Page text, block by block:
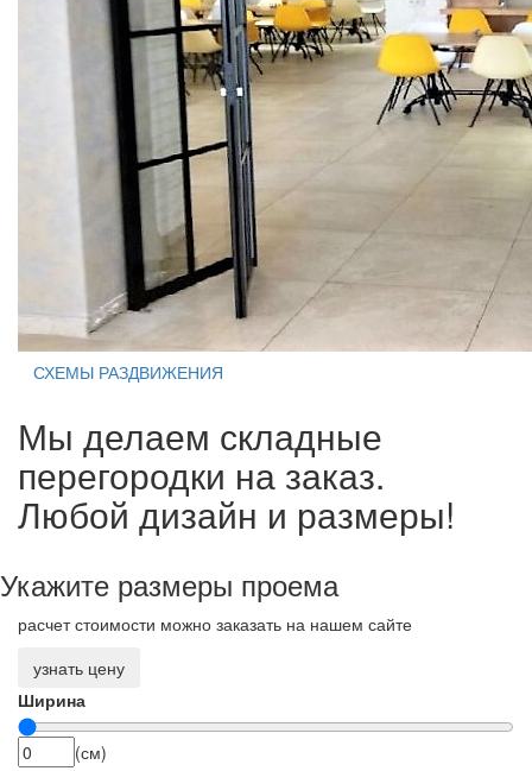
СХЕМЫ РАЗДВИЖЕНИЯ
Мы делаем складные
перегородки на заказ.
Любой дизайн и размеры!
Укажите размеры проема
расчет стоимости можно заказать на нашем сайте
узнать цену
Ширина
(см)